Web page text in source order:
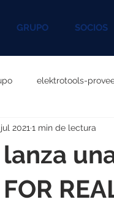
GRUPO SOCIOS
elektrotools-
P060000
P096000
lanza
FOR
2021 1 min de lectura